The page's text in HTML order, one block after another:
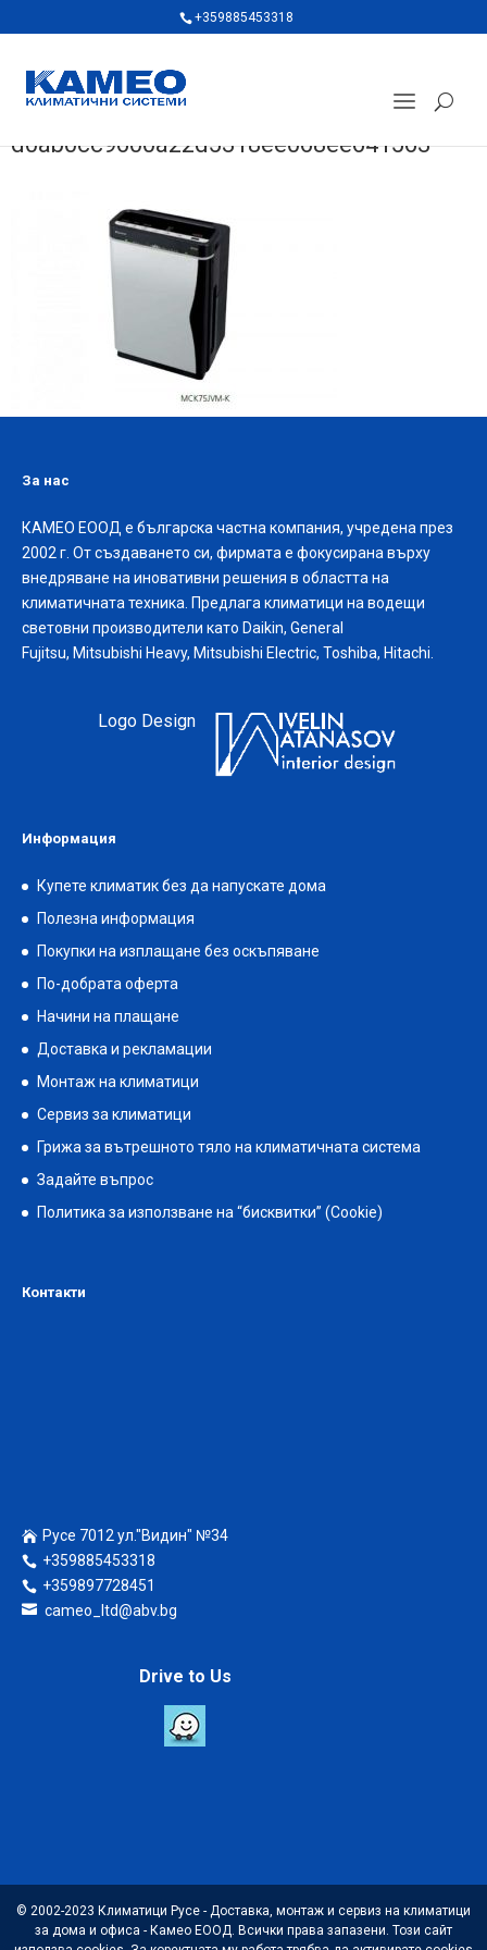
+359885453318
d0ab0cc9600a22d5318ee068ee641563
За нас
КАМЕО ЕООД е българска частна компания, учредена през
2002 г. От създаването си, фирмата е фокусирана върху
внедряване на иновативни решения в областта на
климатичната техника. Предлага климатици на водещи
световни производители като Daikin, General
Fujitsu, Mitsubishi Heavy, Mitsubishi Electric, Toshiba, Hitachi.
Logo Design
Информация
Купете климатик без да напускате дома
Полезна информация
Покупки на изплащане без оскъпяване
По-добрата оферта
Начини на плащане
Доставка и рекламации
Монтаж на климатици
Сервиз за климатици
Грижа за вътрешното тяло на климатичната система
Задайте въпрос
Политика за използване на “бисквитки” (Cookie)
Контакти
Русе 7012 ул."Видин" №34
+359885453318
+359897728451
cameo_ltd@abv.bg
Drive to Us
© 2002-2023 Климатици Русе - Доставка, монтаж и сервиз на климатици
за дома и офиса - Камео ЕООД. Всички права запазени. Този сайт